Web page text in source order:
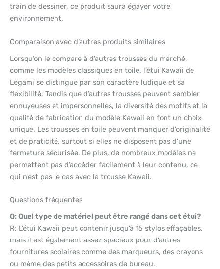
train de dessiner, ce produit saura égayer votre
environnement.
Comparaison avec d’autres produits similaires
Lorsqu’on le compare à d’autres trousses du marché,
comme les modèles classiques en toile, l’étui Kawaii de
Legami se distingue par son caractère ludique et sa
flexibilité. Tandis que d’autres trousses peuvent sembler
ennuyeuses et impersonnelles, la diversité des motifs et la
qualité de fabrication du modèle Kawaii en font un choix
unique. Les trousses en toile peuvent manquer d’originalité
et de praticité, surtout si elles ne disposent pas d’une
fermeture sécurisée. De plus, de nombreux modèles ne
permettent pas d’accéder facilement à leur contenu, ce
qui n’est pas le cas avec la trousse Kawaii.
Questions fréquentes
Q: Quel type de matériel peut être rangé dans cet étui?
R: L’étui Kawaii peut contenir jusqu’à 15 stylos effaçables,
mais il est également assez spacieux pour d’autres
fournitures scolaires comme des marqueurs, des crayons
ou même des petits accessoires de bureau.